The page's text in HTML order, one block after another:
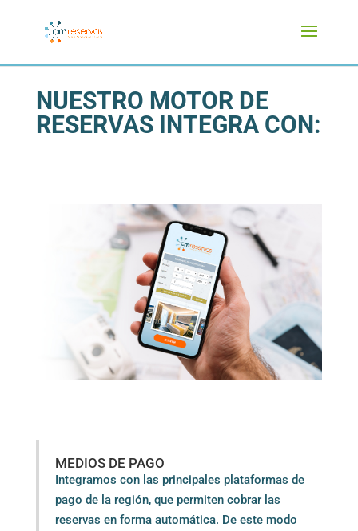
NUESTRO MOTOR DE
RESERVAS INTEGRA CON:
MEDIOS DE PAGO
Integramos con las principales plataformas de
pago de la región, que permiten cobrar las
reservas en forma automática. De este modo